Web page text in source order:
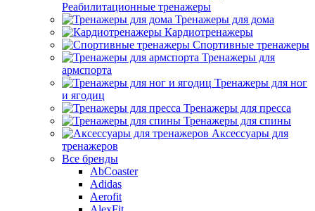
Реабилитационные тренажеры
Тренажеры для дома
Кардиотренажеры
Спортивные тренажеры
Тренажеры для
армспорта
Тренажеры для ног
и ягодиц
Тренажеры для пресса
Тренажеры для спины
Аксессуары для
тренажеров
Все бренды
AbCoaster
Adidas
Aerofit